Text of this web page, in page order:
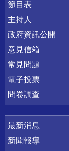
節目表
主持人
政府資訊公開
意見信箱
常見問題
電子投票
問卷調查
最新消息
新聞報導